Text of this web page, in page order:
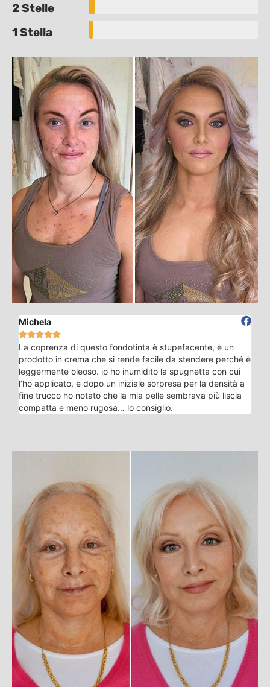
2 Stelle
1 Stella
Michela

La coprenza di questo fondotinta è stupefacente, è un
prodotto in crema che si rende facile da stendere perché è
leggermente oleoso. io ho inumidito la spugnetta con cui
l’ho applicato, e dopo un iniziale sorpresa per la densità a
fine trucco ho notato che la mia pelle sembrava più liscia
compatta e meno rugosa… lo consiglio.